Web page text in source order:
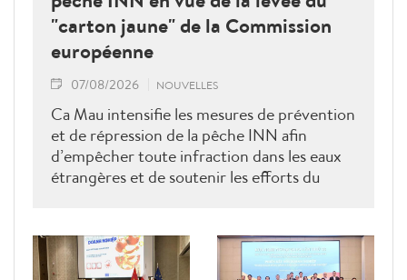
"carton jaune" de la Commission
européenne
07/08/2026 NOUVELLES
Ca Mau intensifie les mesures de prévention
et de répression de la pêche INN afin
d’empêcher toute infraction dans les eaux
étrangères et de soutenir les efforts du